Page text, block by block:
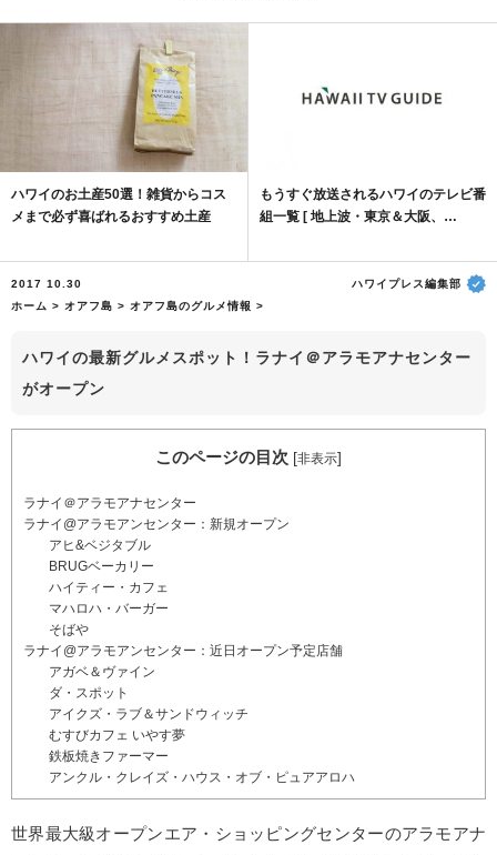
ハワイのお土産50選！雑貨からコス
メまで必ず喜ばれるおすすめ土産
もうすぐ放送されるハワイのテレビ番
組一覧 [ 地上波・東京＆大阪、…
2017 10.30
ハワイプレス編集部
ホーム > オアフ島 > オアフ島のグルメ情報 >
ハワイの最新グルメスポット！ラナイ＠アラモアナセンター
がオープン
このページの目次 [非表示]
ラナイ＠アラモアナセンター
ラナイ@アラモアンセンター：新規オープン
アヒ&ベジタブル
BRUGベーカリー
ハイティー・カフェ
マハロハ・バーガー
そばや
ラナイ@アラモアンセンター：近日オープン予定店舗
アガベ＆ヴァイン
ダ・スポット
アイクズ・ラブ＆サンドウィッチ
むすびカフェ いやす夢
鉄板焼きファーマー
アンクル・クレイズ・ハウス・オブ・ピュアアロハ
世界最大級オープンエア・ショッピングセンターのアラモアナ